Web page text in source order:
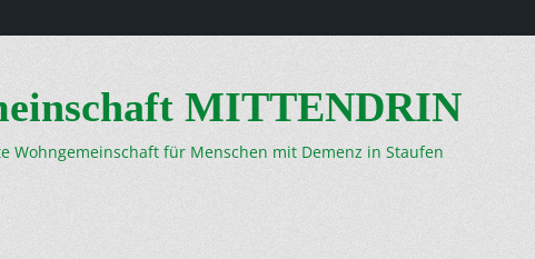
MITTENDRIN
Wohngemeinschaft für Menschen mit Demenz in Staufen